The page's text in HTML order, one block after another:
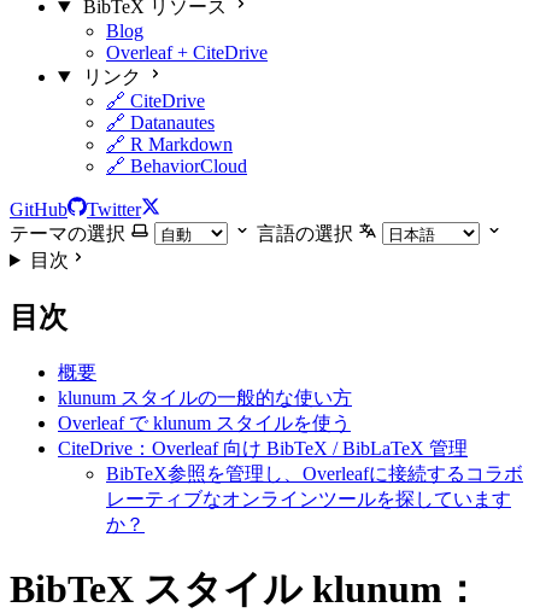
BibTeX リソース
Blog
Overleaf + CiteDrive
リンク
🔗 CiteDrive
🔗 Datanautes
🔗 R Markdown
🔗 BehaviorCloud
GitHub
Twitter
テーマの選択
言語の選択
目次
目次
概要
klunum スタイルの一般的な使い方
Overleaf で klunum スタイルを使う
CiteDrive：Overleaf 向け BibTeX / BibLaTeX 管理
BibTeX参照を管理し、Overleafに接続するコラボ
レーティブなオンラインツールを探しています
か？
BibTeX スタイル klunum：